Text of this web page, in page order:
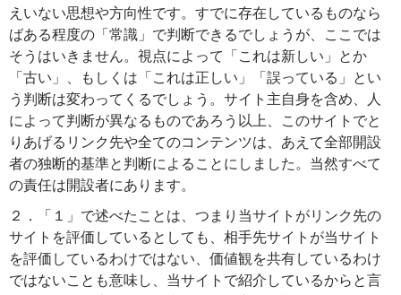
えいない思想や方向性です。すでに存在しているものなら
ばある程度の「常識」で判断できるでしょうが、ここでは
そうはいきません。視点によって「これは新しい」とか
「古い」、もしくは「これは正しい」「誤っている」とい
う判断は変わってくるでしょう。サイト主自身を含め、人
によって判断が異なるものであろう以上、このサイトでと
りあげるリンク先や全てのコンテンツは、あえて全部開設
者の独断的基準と判断によることにしました。当然すべて
の責任は開設者にあります。
２．「１」で述べたことは、つまり当サイトがリンク先の
サイトを評価しているとしても、相手先サイトが当サイト
を評価しているわけではない、価値観を共有しているわけ
ではないことも意味し、当サイトで紹介しているからと言